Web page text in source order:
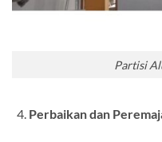
Partisi
Perbaikan dan